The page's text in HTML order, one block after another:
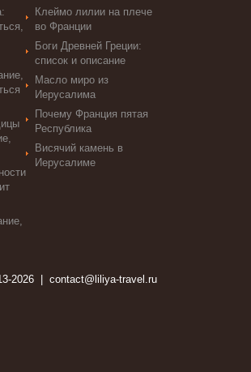
Клеймо лилии на плече
во Франции
Боги Древней Греции:
список и описание
Масло миро из
Иерусалима
Почему Франция пятая
Республика
Висячий камень в
Иерусалиме
2026 | contact@liliya-travel.ru